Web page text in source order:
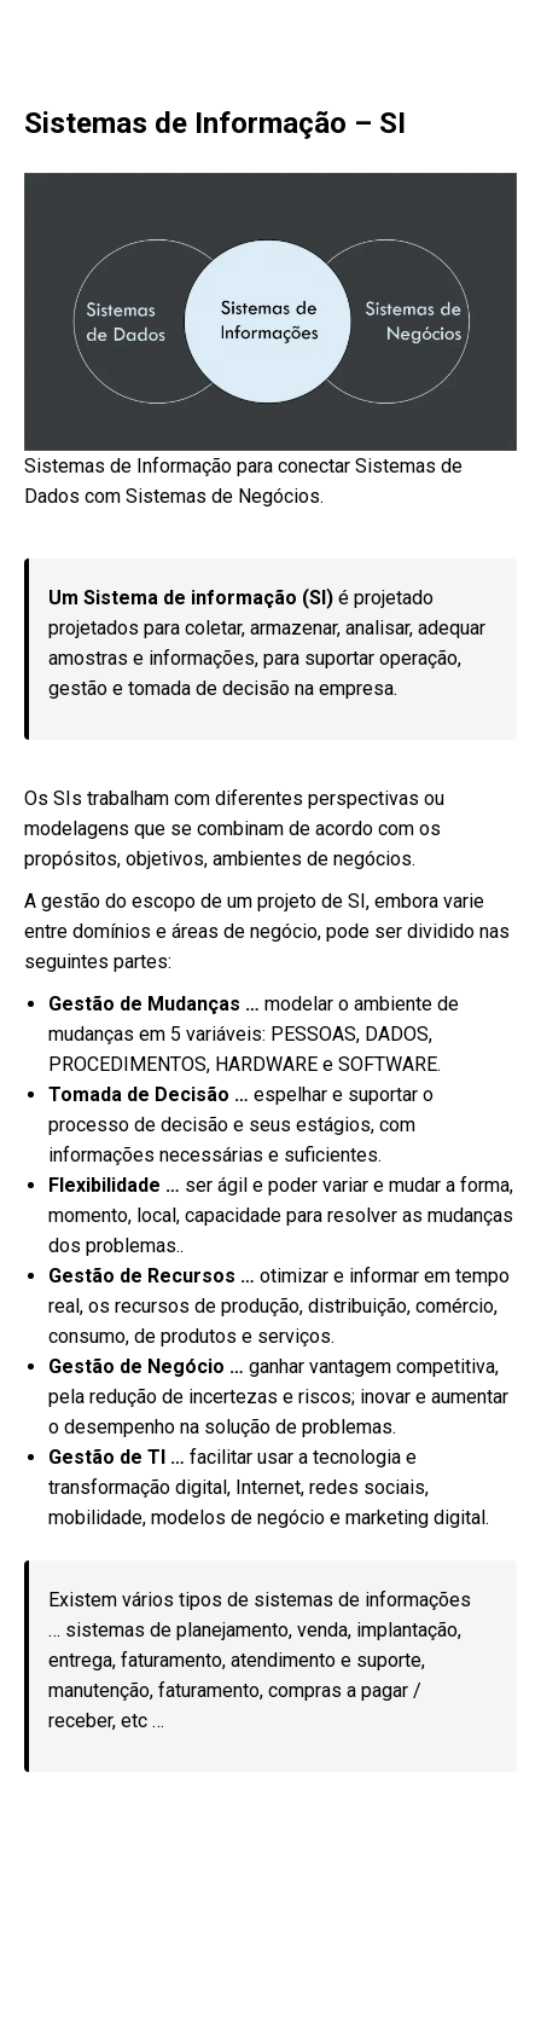
Sistemas de Informação – SI
Sistemas de Informação para conectar Sistemas de
Dados com Sistemas de Negócios.
Um Sistema de informação (SI) é projetado
projetados para coletar, armazenar, analisar, adequar
amostras e informações, para suportar operação,
gestão e tomada de decisão na empresa.
Os SIs trabalham com diferentes perspectivas ou
modelagens que se combinam de acordo com os
propósitos, objetivos, ambientes de negócios.
A gestão do escopo de um projeto de SI, embora varie
entre domínios e áreas de negócio, pode ser dividido nas
seguintes partes:
Gestão de Mudanças … modelar o ambiente de
mudanças em 5 variáveis: PESSOAS, DADOS,
PROCEDIMENTOS, HARDWARE e SOFTWARE.
Tomada de Decisão … espelhar e suportar o
processo de decisão e seus estágios, com
informações necessárias e suficientes.
Flexibilidade … ser ágil e poder variar e mudar a forma,
momento, local, capacidade para resolver as mudanças
dos problemas..
Gestão de Recursos … otimizar e informar em tempo
real, os recursos de produção, distribuição, comércio,
consumo, de produtos e serviços.
Gestão de Negócio … ganhar vantagem competitiva,
pela redução de incertezas e riscos; inovar e aumentar
o desempenho na solução de problemas.
Gestão de TI … facilitar usar a tecnologia e
transformação digital, Internet, redes sociais,
mobilidade, modelos de negócio e marketing digital.
Existem vários tipos de sistemas de informações
… sistemas de planejamento, venda, implantação,
entrega, faturamento, atendimento e suporte,
manutenção, faturamento, compras a pagar /
receber, etc …